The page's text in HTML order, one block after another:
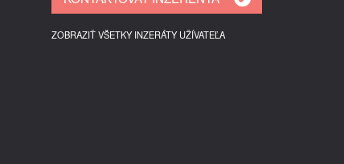
ZOBRAZIŤ VŠETKY INZERÁTY UŽÍVATEĽA